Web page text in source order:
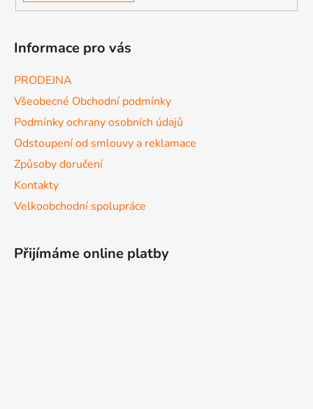
Informace pro vás
PRODEJNA
Všeobecné Obchodní podmínky
Podmínky ochrany osobních údajů
Odstoupení od smlouvy a reklamace
Způsoby doručení
Kontakty
Velkoobchodní spolupráce
Přijímáme online platby